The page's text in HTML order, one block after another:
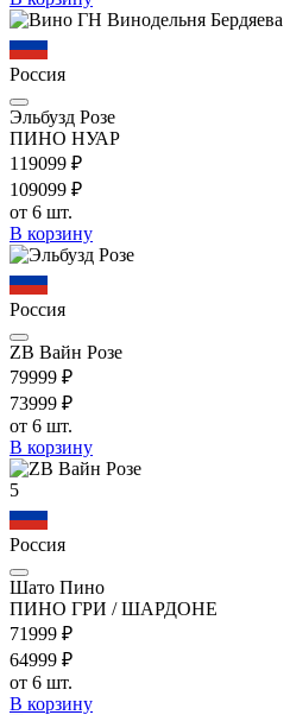
Россия
Эльбузд Розе
ПИНО НУАР
119099 ₽
109099 ₽
от 6 шт.
В корзину
Россия
ZB Вайн Розе
79999 ₽
73999 ₽
от 6 шт.
В корзину
5
Россия
Шато Пино
ПИНО ГРИ / ШАРДОНЕ
71999 ₽
64999 ₽
от 6 шт.
В корзину